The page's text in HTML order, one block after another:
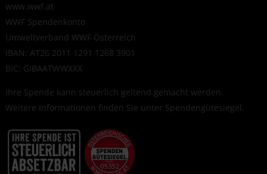
www.wwf.at
WWF Spendenkonto
Umweltverband WWF Österreich
IBAN: AT26 2011 1291 1268 3901
BIC: GIBAATWWXXX
Ihre Spende kann steuerlich geltend gemacht werden.
Weitere Informationen finden Sie unter Spendengütesiegel.